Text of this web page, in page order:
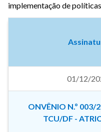
implementação de
01/12/
ONVÊNIO N.º 003/
TCU/DF -